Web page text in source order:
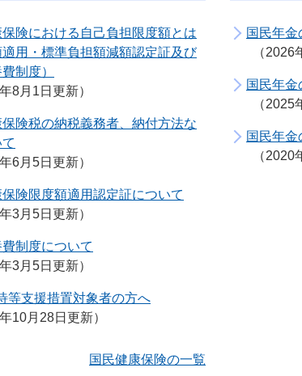
保険における自己負担限度額とは
適用・標準負担額減額認定証及び
制度）
8月1日更新
保険税の納税義務者、納付方法な
6月5日更新
保険限度額適用認定証について
3月5日更新
制度について
3月5日更新
等支援措置対象者の方へ
10月28日更新
国民健康保険の一覧
国民年金
2026
国民年金
2025
国民年金
2020